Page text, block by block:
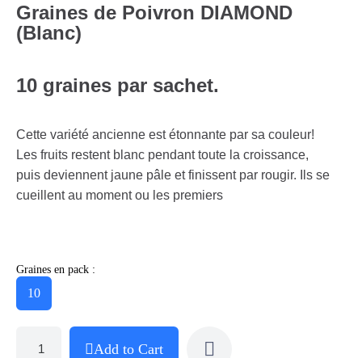
Graines de Poivron DIAMOND
(Blanc)
10 graines par sachet.
Cette variété ancienne est étonnante par sa couleur!
Les fruits restent blanc pendant toute la croissance,
puis deviennent jaune pâle et finissent par rougir. Ils se
cueillent au moment ou les premiers
Graines en pack :
10
Add to Cart